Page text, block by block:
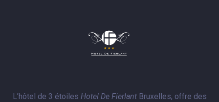
L’hôtel de 3 étoiles Hotel De FierlantBruxelles, offre des